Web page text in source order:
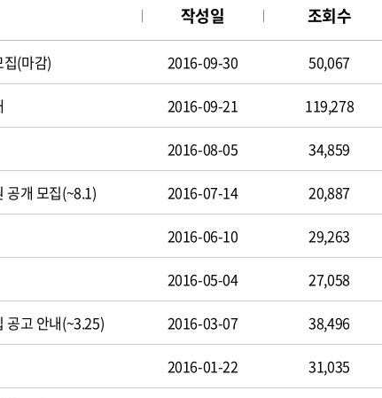
작성일 조회수
(마감) 2016-09-30 50,067
2016-09-21 119,278
2016-08-05 34,859
공개 모집(~8.1) 2016-07-14 20,887
2016-06-10 29,263
2016-05-04 27,058
공고 안내(~3.25) 2016-03-07 38,496
2016-01-22 31,035